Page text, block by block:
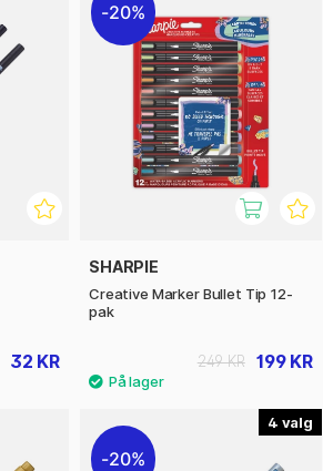
32 KR
20%
SHARPIE
Creative Marker Bullet Tip 12-
pak
199 KR
249 KR
4
20%